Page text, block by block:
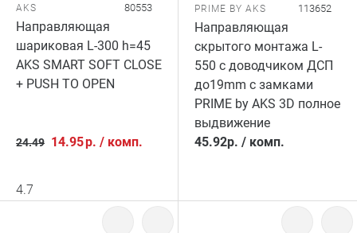
AKS 80553
Направляющая
шариковая L-300 h=45
AKS SMART SOFT CLOSE
+ PUSH TO OPEN
24.49 14.95р. / комп.
4.7
PRIME BY AKS 113652
Направляющая
скрытого монтажа L-
550 с доводчиком ДСП
до19mm с замками
PRIME by AKS 3D полное
выдвижение
45.92р. / комп.